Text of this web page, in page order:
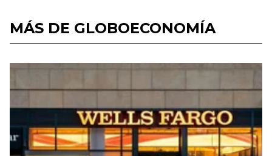
MÁS DE GLOBOECONOMÍA